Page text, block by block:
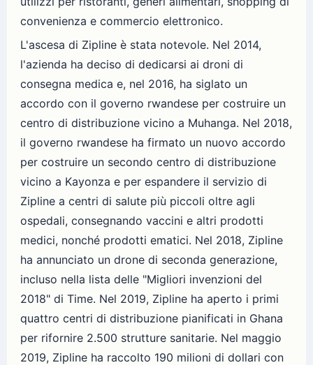
convenienza e commercio elettronico.
L'ascesa di Zipline è stata notevole. Nel 2014,
l'azienda ha deciso di dedicarsi ai droni di
consegna medica e, nel 2016, ha siglato un
accordo con il governo rwandese per costruire un
centro di distribuzione vicino a Muhanga. Nel 2018,
il governo rwandese ha firmato un nuovo accordo
per costruire un secondo centro di distribuzione
vicino a Kayonza e per espandere il servizio di
Zipline a centri di salute più piccoli oltre agli
ospedali, consegnando vaccini e altri prodotti
medici, nonché prodotti ematici. Nel 2018, Zipline
ha annunciato un drone di seconda generazione,
incluso nella lista delle "Migliori invenzioni del
2018" di Time. Nel 2019, Zipline ha aperto i primi
quattro centri di distribuzione pianificati in Ghana
per rifornire 2.500 strutture sanitarie. Nel maggio
2019, Zipline ha raccolto 190 milioni di dollari con